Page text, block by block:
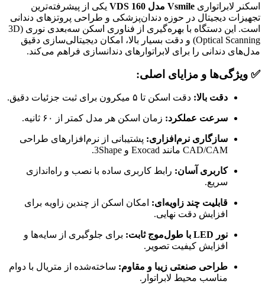
اسکنر لابراتواری Vsmile مدل VDS 160
یکی از پیشرفته‌ترین
تجهیزات دیجیتال در حوزه دندان‌پزشکی و طراحی پروتزهای دندانی
است. این دستگاه با بهره‌گیری از فناوری اسکن سه‌بعدی نوری (3D
Optical Scanning) و دقت بسیار بالا، امکان دیجیتالی‌سازی دقیق
مدل‌های دندانی را برای لابراتوارهای دندانسازی فراهم می‌کند.
✅ ویژگی‌ها و مزایای اصلی:
دقت بالا: دقت اسکن تا ۵ میکرون برای ثبت جزئیات دقیق.
سرعت عملکرد: زمان اسکن هر مدل کمتر از ۶۰ ثانیه.
سازگاری نرم‌افزاری: پشتیبانی از نرم‌افزارهای طراحی
CAD/CAM مانند Exocad و 3Shape.
کاربری آسان: رابط کاربری ساده با نصب و راه‌اندازی
سریع.
قابلیت چند زاویه‌ای: امکان اسکن از چندین زاویه برای
افزایش دقت نهایی.
نور LED با طول‌موج ثابت:
برای جلوگیری از سایه‌ها و
افزایش کیفیت تصویر.
طراحی صنعتی زیبا و مقاوم: ساخته‌شده از متریال با دوام
مناسب محیط لابراتوار.